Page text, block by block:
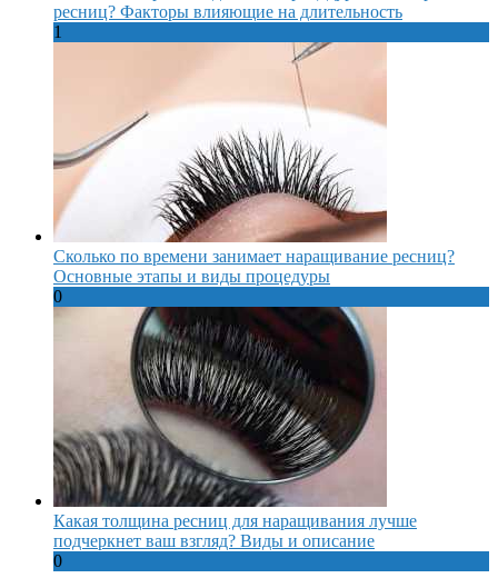
ресниц? Факторы влияющие на длительность
1
Сколько по времени занимает наращивание ресниц?
Основные этапы и виды процедуры
0
Какая толщина ресниц для наращивания лучше
подчеркнет ваш взгляд? Виды и описание
0